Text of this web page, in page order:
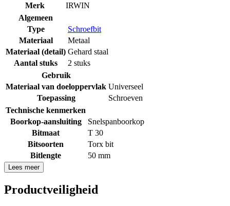
Merk
IRWIN
Algemeen
Type
Schroefbit
Materiaal
Metaal
Materiaal (detail) Gehard staal
Aantal stuks
2 stuks
Gebruik
Materiaal van doeloppervlak Universeel
Toepassing
Schroeven
Technische kenmerken
Boorkop-aansluiting
Snelspanboorkop
Bitmaat
T 30
Bitsoorten
Torx bit
Bitlengte
50 mm
Lees meer
Productveiligheid